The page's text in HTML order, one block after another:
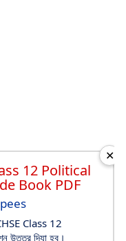
12 Political
Book PDF
Class 12
উত্তর দিযা হব।
✕